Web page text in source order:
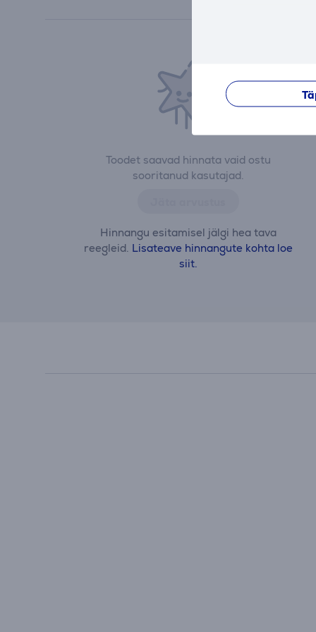
Toodet saavad hinnata vaid ostu
sooritanud kasutajad.
Hinnangu esitamisel jälgi hea tava
reegleid. Lisateave hinnangute kohta loe
siit.